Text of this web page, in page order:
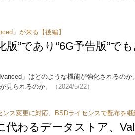
」が来る【後編】
版”であり“6G予告版”で
」はどのような機能が強化されるの
見られるのか。
（2024/5/22）
ンス変更に対応、BSDライセンスで配布を継
代わるデータストア、